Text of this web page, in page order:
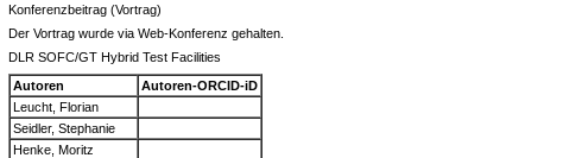
Konferenzbeitrag (Vortrag)
Der Vortrag wurde via Web-Konferenz gehalten.
DLR SOFC/GT Hybrid Test Facilities
Autoren
Autoren-ORCID-iD
Leucht, Florian
Seidler, Stephanie
Henke, Moritz